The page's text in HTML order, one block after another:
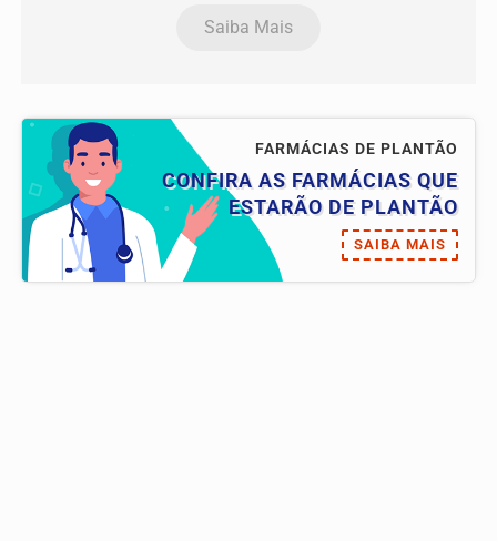
Saiba Mais
FARMÁCIAS DE PLANTÃO
CONFIRA AS FARMÁCIAS QUE
ESTARÃO DE PLANTÃO
SAIBA MAIS